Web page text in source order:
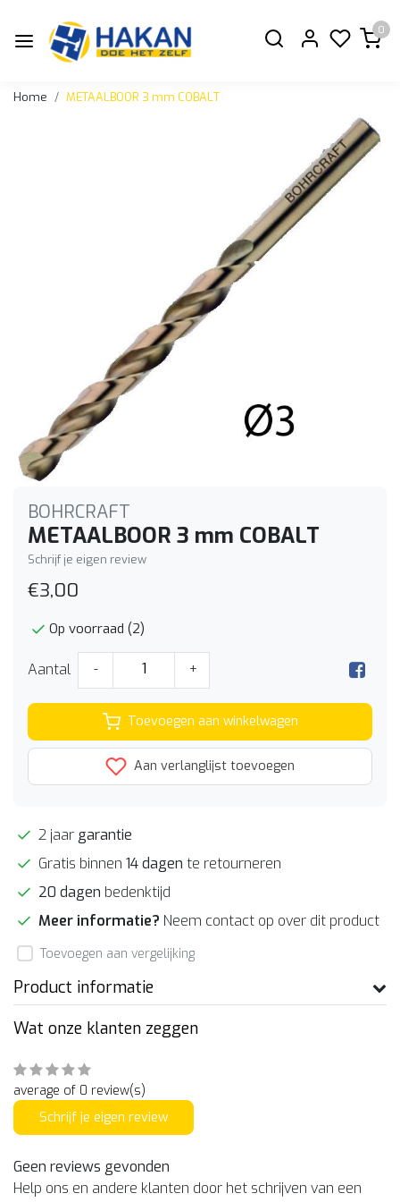
0
Home METAALBOOR 3 mm COBALT
BOHRCRAFT
METAALBOOR 3 mm COBALT
Schrijf je eigen review
€3,00
Op voorraad (2)
Aantal - +
Toevoegen aan winkelwagen
Aan verlanglijst toevoegen
2 jaar garantie
Gratis binnen 14 dagen te retourneren
20 dagen bedenktijd
Meer informatie? Neem contact op over dit product
Toevoegen aan vergelijking
Product informatie
Wat onze klanten zeggen
average of 0 review(s)
Schrijf je eigen review
Geen reviews gevonden
Help ons en andere klanten door het schrijven van een